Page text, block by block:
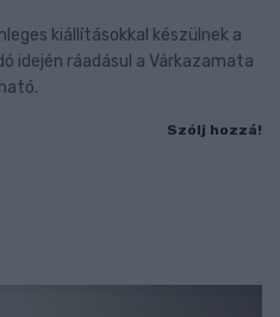
kiállításokkal készülnek a
idején ráadásul a Várkazamata
Szólj hozzá!